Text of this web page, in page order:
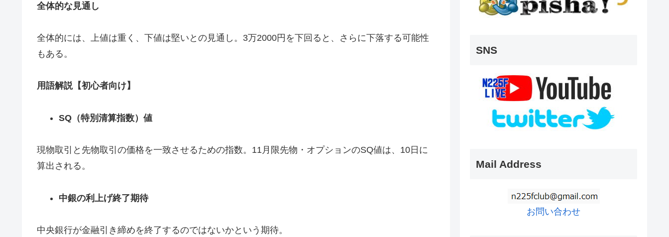
全体的な見通し
全体的には、上値は重く、下値は堅いとの見通し。3万2000円を下回ると、さらに下落する可能性
もある。
用語解説【初心者向け】
SQ（特別清算指数）値
現物取引と先物取引の価格を一致させるための指数。11月限先物・オプションのSQ値は、10日に
算出される。
中銀の利上げ終了期待
中央銀行が金融引き締めを終了するのではないかという期待。
SNS
Mail Address
お問い合わせ